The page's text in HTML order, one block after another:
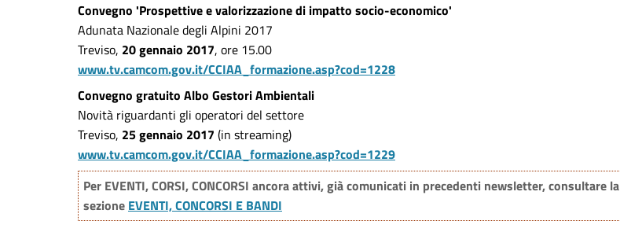
Convegno 'Prospettive e valorizzazione di impatto socio-economico'
Adunata Nazionale degli Alpini 2017
Treviso, 20 gennaio 2017, ore 15.00
www.tv.camcom.gov.it/CCIAA_formazione.asp?cod=1228
Convegno gratuito Albo Gestori Ambientali
Novità riguardanti gli operatori del settore
Treviso, 25 gennaio 2017 (in streaming)
www.tv.camcom.gov.it/CCIAA_formazione.asp?cod=1229
Per EVENTI, CORSI, CONCORSI ancora attivi, già comunicati in precedenti newsletter, consultare la
sezione EVENTI, CONCORSI E BANDI